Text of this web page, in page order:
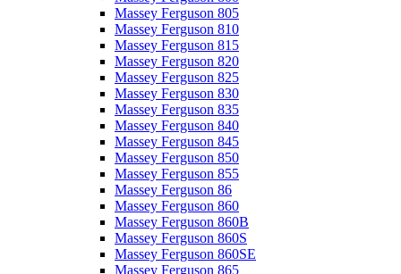
Massey Ferguson 805
Massey Ferguson 810
Massey Ferguson 815
Massey Ferguson 820
Massey Ferguson 825
Massey Ferguson 830
Massey Ferguson 835
Massey Ferguson 840
Massey Ferguson 845
Massey Ferguson 850
Massey Ferguson 855
Massey Ferguson 86
Massey Ferguson 860
Massey Ferguson 860B
Massey Ferguson 860S
Massey Ferguson 860SE
Massey Ferguson 865